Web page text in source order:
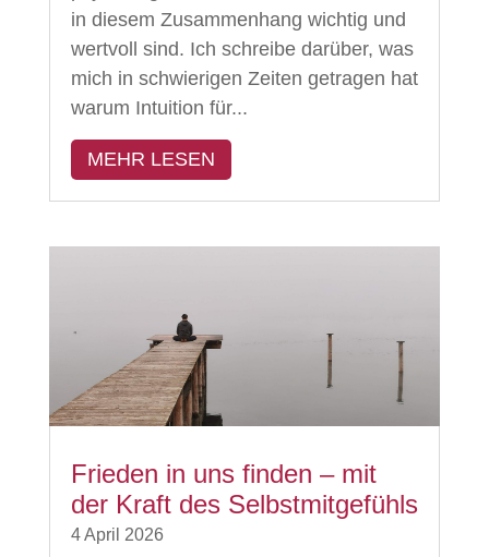
in diesem Zusammenhang wichtig und
wertvoll sind. Ich schreibe darüber, was
mich in schwierigen Zeiten getragen hat
warum Intuition für...
MEHR LESEN
Frieden in uns finden – mit
der Kraft des Selbstmitgefühls
4 April 2026